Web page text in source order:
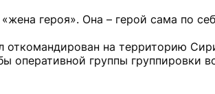
героя». Она – герой сама по
откомандирован на территорию
оперативной группы группировки